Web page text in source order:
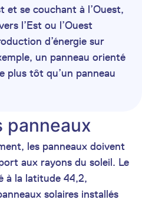
et se couchant à l’Ouest,
l’Est ou l’Ouest
d’énergie sur
un panneau orienté
plus tôt qu’un panneau
panneaux
les panneaux doivent
aux rayons du soleil. Le
à la latitude 44,2,
solaires installés